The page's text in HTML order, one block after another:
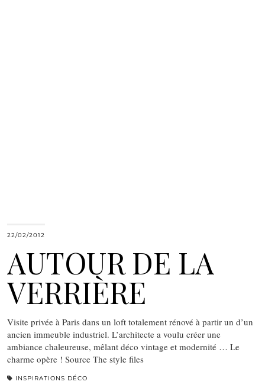
22/02/2012
AUTOUR DE LA
VERRIÈRE
Visite privée à Paris dans un loft totalement rénové à partir un d’un
ancien immeuble industriel. L’architecte a voulu créer une
ambiance chaleureuse, mêlant déco vintage et modernité … Le
charme opère ! Source The style files
INSPIRATIONS DÉCO